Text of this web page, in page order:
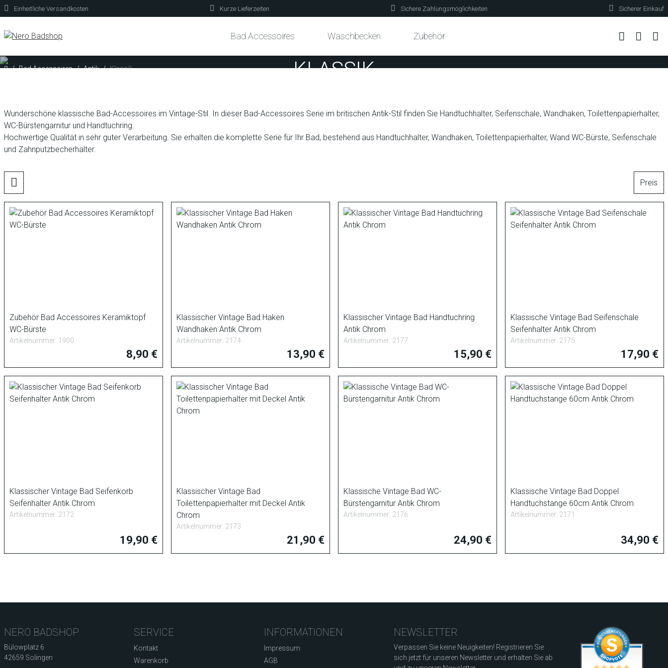
Einheitliche Versandkosten Kurze Lieferzeiten Sichere Zahlungsmöglichkeiten Sicherer Einkauf
Bad Accessoires Waschbecken Zubehör
KLASSIK
Bad Accessoires Antik Klassik
Wunderschöne klassische Bad-Accessoires im Vintage-Stil. In dieser Bad-Accessoires Serie im britischen Antik-Stil finden Sie Handtuchhalter, Seifenschale, Wandhaken, Toilettenpapierhalter,
WC-Bürstengarnitur und Handtuchring.
Hochwertige Qualität in sehr guter Verarbeitung. Sie erhalten die komplette Serie für Ihr Bad, bestehend aus Handtuchhalter, Wandhaken, Toilettenpapierhalter, Wand WC-Bürste, Seifenschale
und Zahnputzbecherhalter.
Preis
Zubehör Bad Accessoires Keramiktopf
WC-Bürste
Artikelnummer: 1900
8,90 €
Klassischer Vintage Bad Haken
Wandhaken Antik Chrom
Artikelnummer: 2174
13,90 €
Klassischer Vintage Bad Handtuchring
Antik Chrom
Artikelnummer: 2177
15,90 €
Klassische Vintage Bad Seifenschale
Seifenhalter Antik Chrom
Artikelnummer: 2175
17,90 €
Klassischer Vintage Bad Seifenkorb
Seifenhalter Antik Chrom
Artikelnummer: 2172
19,90 €
Klassischer Vintage Bad
Toilettenpapierhalter mit Deckel Antik
Chrom
Artikelnummer: 2173
21,90 €
Klassische Vintage Bad WC-
Bürstengarnitur Antik Chrom
Artikelnummer: 2176
24,90 €
Klassische Vintage Bad Doppel
Handtuchstange 60cm Antik Chrom
Artikelnummer: 2171
34,90 €
NERO BADSHOP
Bülowplatz 6
42659 Solingen
SERVICE
Kontakt
Warenkorb
INFORMATIONEN
Impressum
AGB
NEWSLETTER
Verpassen Sie keine Neuigkeiten! Registrieren Sie
sich jetzt für unseren Newsletter und erhalten Sie ab